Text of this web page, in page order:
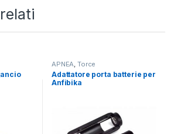
APNEA ,Torce
Adattatore porta batterie per
Anfibika